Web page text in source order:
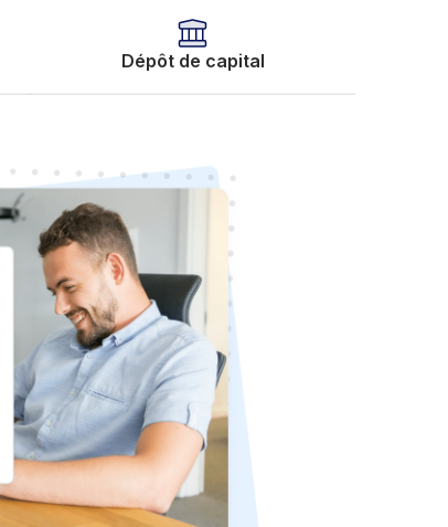
Dépôt de capital